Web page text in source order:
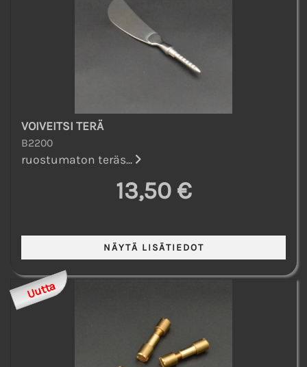
VOIVEITSI TERÄ
B2200
ruostumaton teräs...
13,50 €
Uutta